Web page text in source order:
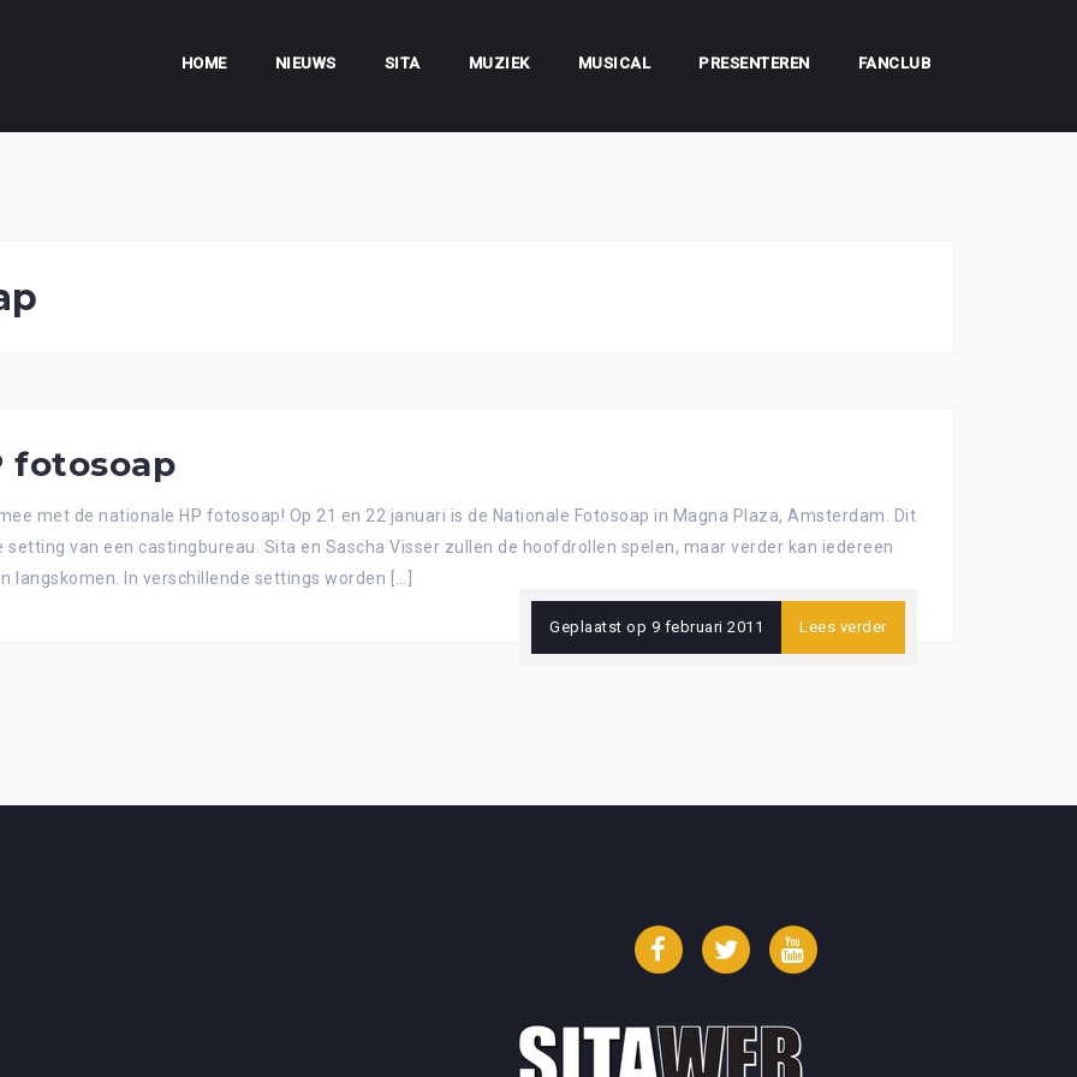
HOME NIEUWS SITA MUZIEK MUSICAL PRESENTEREN FANCLUB
fotosoap
met de nationale HP fotosoap! Op 21 en 22 januari is de Nationale Fotosoap in Magna Plaza, Amsterdam. Dit
van een castingbureau. Sita en Sascha Visser zullen de hoofdrollen spelen, maar verder kan iedereen
In verschillende settings worden […]
Geplaatst op 9 februari 2011 Lees verder
FacebookTwitter YouTube